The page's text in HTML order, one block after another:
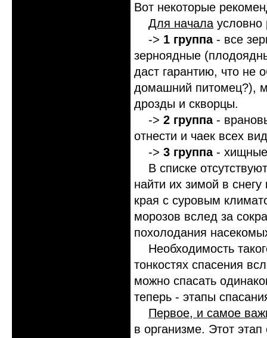
Вот некоторые
Для начала условно
-> 1 группа- все
зерноядные
даст гарантию, что не
домашний питомец?),
дрозды и скворцы.
-> 2 группа-
отнести и чаек всех
-> 3 группа- хищные
В списке
найти их зимой в
края с суровым
морозов вслед за
похолодания
Необходимость
тонкостях спасения
можно спасать
теперь - этапы
Первое, и самое
в организме. Этот